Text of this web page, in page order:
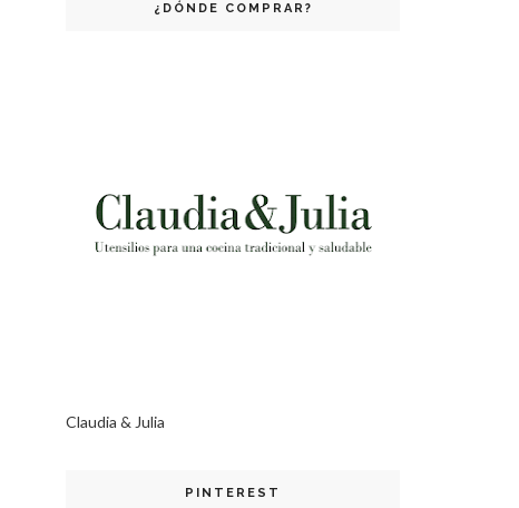
¿DÓNDE COMPRAR?
Claudia & Julia
PINTEREST